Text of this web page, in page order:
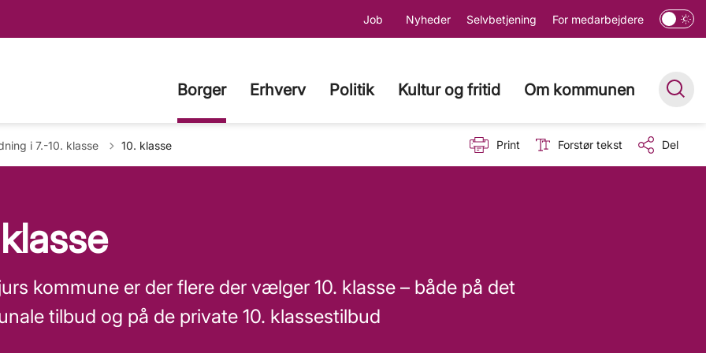
Job Nyheder Selvbetjening For medarbejdere
Borger Erhverv Politik Kultur og fritid Om kommunen
til i 7.-10. klasse 10. klasse Print Forstør tekst Del
kommune er der flere der vælger 10. klasse – både på det
tilbud og på de private 10. klassestilbud